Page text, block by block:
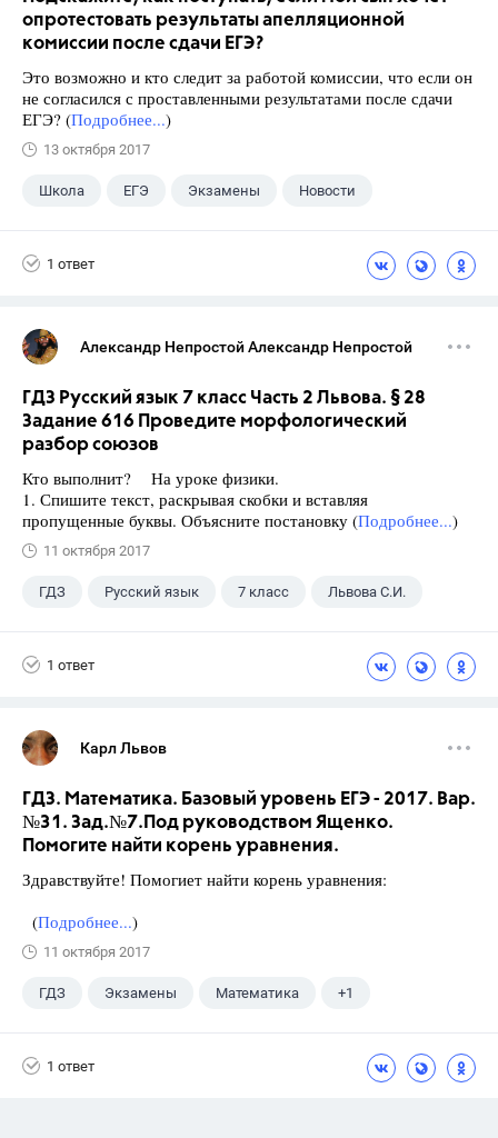
опротестовать результаты апелляционной
комиссии после сдачи ЕГЭ?
Это возможно и кто следит за работой комиссии, что если он
не согласился с проставленными результатами после сдачи
ЕГЭ? (Подробнее...)
13 октября 2017
Школа ЕГЭ Экзамены Новости
1 ответ
Александр Непростой Александр Непростой
ГДЗ Русский язык 7 класс Часть 2 Львова. § 28
Задание 616 Проведите морфологический
разбор союзов
Кто выполнит? На уроке физики.
1. Спишите текст, раскрывая скобки и вставляя
пропущенные буквы. Объясните постановку (Подробнее...)
11 октября 2017
ГДЗ Русский язык 7 класс Львова С.И.
1 ответ
Карл Львов
ГДЗ. Математика. Базовый уровень ЕГЭ - 2017. Вар.
№31. Зад.№7.Под руководством Ященко.
Помогите найти корень уравнения.
Здравствуйте! Помогиет найти корень уравнения:
(Подробнее...)
11 октября 2017
ГДЗ Экзамены Математика +1
1 ответ